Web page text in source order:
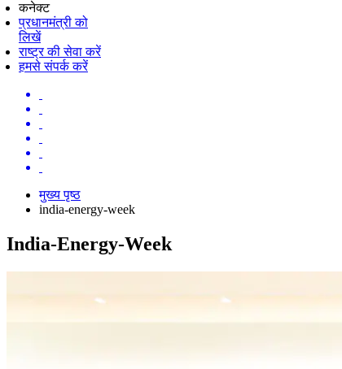
कनेक्ट
प्रधानमंत्री को
लिखें
राष्ट्र की सेवा करें
हमसे संपर्क करें
मुख्य पृष्ठ
india-energy-week
India-Energy-Week